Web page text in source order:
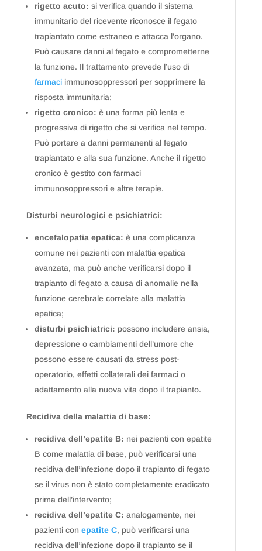
rigetto acuto: si verifica quando il sistema
immunitario del ricevente riconosce il fegato
trapiantato come estraneo e attacca l’organo.
Può causare danni al fegato e comprometterne
la funzione. Il trattamento prevede l’uso di
farmaciimmunosoppressori per sopprimere la
risposta immunitaria;
rigetto cronico: è una forma più lenta e
progressiva di rigetto che si verifica nel tempo.
Può portare a danni permanenti al fegato
trapiantato e alla sua funzione. Anche il rigetto
cronico è gestito con farmaci
immunosoppressori e altre terapie.
Disturbi neurologici e psichiatrici:
encefalopatia epatica: è una complicanza
comune nei pazienti con malattia epatica
avanzata, ma può anche verificarsi dopo il
trapianto di fegato a causa di anomalie nella
funzione cerebrale correlate alla malattia
epatica;
disturbi psichiatrici: possono includere ansia,
depressione o cambiamenti dell’umore che
possono essere causati da stress post-
operatorio, effetti collaterali dei farmaci o
adattamento alla nuova vita dopo il trapianto.
Recidiva della malattia di base:
recidiva dell’epatite B: nei pazienti con epatite
B come malattia di base, può verificarsi una
recidiva dell’infezione dopo il trapianto di fegato
se il virus non è stato completamente eradicato
prima dell’intervento;
recidiva dell’epatite C: analogamente, nei
pazienti con epatite C, può verificarsi una
recidiva dell’infezione dopo il trapianto se il